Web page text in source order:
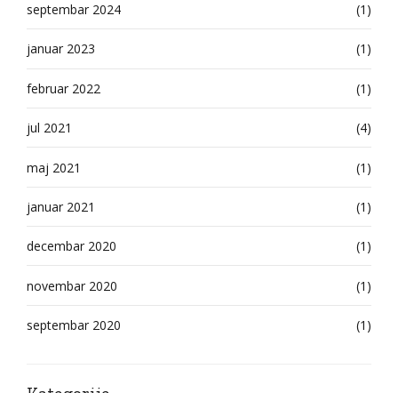
septembar 2024 (1)
januar 2023 (1)
februar 2022 (1)
jul 2021 (4)
maj 2021 (1)
januar 2021 (1)
decembar 2020 (1)
novembar 2020 (1)
septembar 2020 (1)